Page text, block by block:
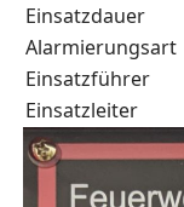
Einsatzdauer
Alarmierungsart
Einsatzführer
Einsatzleiter